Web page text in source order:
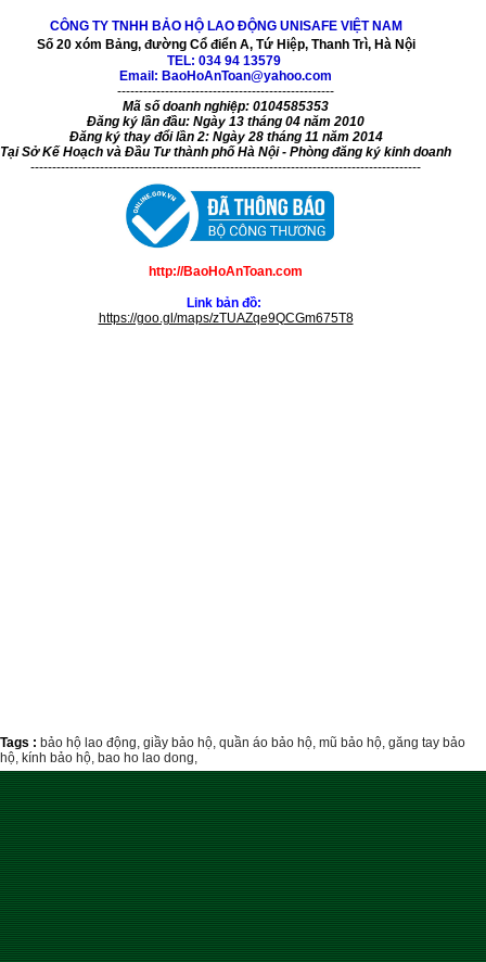
CÔNG TY TNHH BẢO HỘ LAO ĐỘNG UNISAFE VIỆT NAM
Số 20 xóm Bảng, đường Cổ điển A, Tứ Hiệp, Thanh Trì, Hà Nội
TEL: 034 94 13579
Email: BaoHoAnToan@yahoo.com
--------------------------------------------------
Mã số doanh nghiệp: 0104585353
Đăng ký lần đầu: Ngày 13 tháng 04 năm 2010
Đăng ký thay đổi lần 2: Ngày 28 tháng 11 năm 2014
Tại Sở Kế Hoạch và Đầu Tư thành phố Hà Nội - Phòng đăng ký kinh doanh
------------------------------------------------------------------------------------------
http://BaoHoAnToan.com
Link bản đồ:
https://goo.gl/maps/zTUAZqe9QCGm675T8
Tags : bảo hộ lao động, giầy bảo hộ, quần áo bảo hộ, mũ bảo hộ, găng tay bảo
hộ, kính bảo hộ, bao ho lao dong,